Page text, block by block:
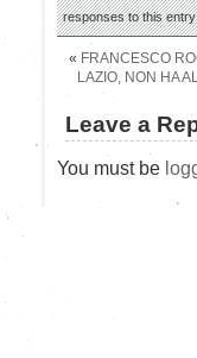
responses to this
« FRANCESCO
LAZIO, NON HA
Leave a
You must be